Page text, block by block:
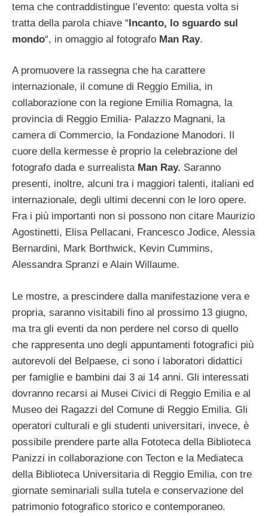
tema che contraddistingue l’evento: questa volta si
tratta della parola chiave “Incanto, lo sguardo sul
mondo“, in omaggio al fotografo Man Ray.
A promuovere la rassegna che ha carattere
internazionale, il comune di Reggio Emilia, in
collaborazione con la regione Emilia Romagna, la
provincia di Reggio Emilia- Palazzo Magnani, la
camera di Commercio, la Fondazione Manodori. Il
cuore della kermesse è proprio la celebrazione del
fotografo dada e surrealista Man Ray. Saranno
presenti, inoltre, alcuni tra i maggiori talenti, italiani ed
internazionale, degli ultimi decenni con le loro opere.
Fra i più importanti non si possono non citare Maurizio
Agostinetti, Elisa Pellacani, Francesco Jodice, Alessia
Bernardini, Mark Borthwick, Kevin Cummins,
Alessandra Spranzi e Alain Willaume.
Le mostre, a prescindere dalla manifestazione vera e
propria, saranno visitabili fino al prossimo 13 giugno,
ma tra gli eventi da non perdere nel corso di quello
che rappresenta uno degli appuntamenti fotografici più
autorevoli del Belpaese, ci sono i laboratori didattici
per famiglie e bambini dai 3 ai 14 anni. Gli interessati
dovranno recarsi ai Musei Civici di Reggio Emilia e al
Museo dei Ragazzi del Comune di Reggio Emilia. Gli
operatori culturali e gli studenti universitari, invece, è
possibile prendere parte alla Fototeca della Biblioteca
Panizzi in collaborazione con Tecton e la Mediateca
della Biblioteca Universitaria di Reggio Emilia, con tre
giornate seminariali sulla tutela e conservazione del
patrimonio fotografico storico e contemporaneo.